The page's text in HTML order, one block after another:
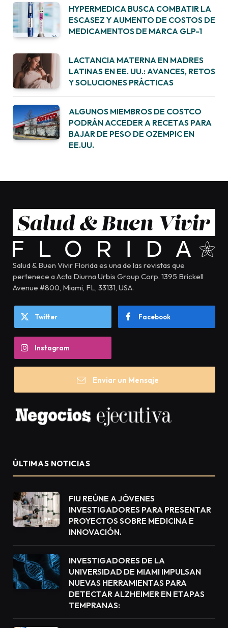
HYPERMEDICA BUSCA COMBATIR LA
ESCASEZ Y AUMENTO DE COSTOS DE
MEDICAMENTOS DE MARCA GLP-1
LACTANCIA MATERNA EN MADRES
LATINAS EN EE. UU.: AVANCES, RETOS
Y SOLUCIONES PRÁCTICAS
ALGUNOS MIEMBROS DE COSTCO
PODRÁN ACCEDER A RECETAS PARA
BAJAR DE PESO DE OZEMPIC EN
EE.UU.
Salud & Buen Vivir Florida es una de las revistas que
pertenece a Acta Diurna Urbis Group Corp. 1395 Brickell
Avenue #800, Miami, FL, 33131, USA.
Twitter Facebook
Instagram
Enviar un Mensaje
ÚLTIMAS NOTICIAS
FIU REÚNE A JÓVENES
INVESTIGADORES PARA PRESENTAR
PROYECTOS SOBRE MEDICINA E
INNOVACIÓN.
INVESTIGADORES DE LA
UNIVERSIDAD DE MIAMI IMPULSAN
NUEVAS HERRAMIENTAS PARA
DETECTAR ALZHEIMER EN ETAPAS
TEMPRANAS: